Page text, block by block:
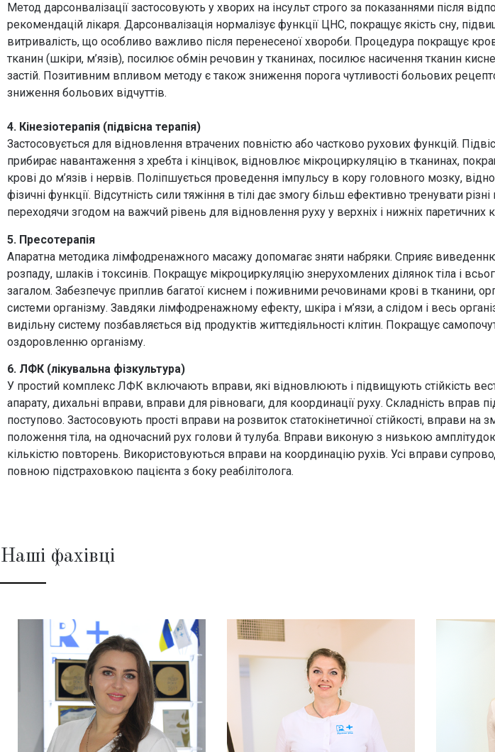
Метод дарсонвалізації застосовують у хворих на інсульт строго за показаннями після
рекомендацій лікаря. Дарсонвалізація нормалізує функції ЦНС, покращує якість сну,
витривалість, що особливо важливо після перенесеної хвороби. Процедура покращує
тканин (шкіри, м’язів), посилює обмін речовин у тканинах, посилює насичення тканин
застій. Позитивним впливом методу є також зниження порога чутливості больових
зниження больових відчуттів.
4. Кінезіотерапія (підвісна терапія)
Застосовується для відновлення втрачених повністю або частково рухових функцій.
прибирає навантаження з хребта і кінцівок, відновлює мікроциркуляцію в тканинах,
крові до м’язів і нервів. Поліпшується проведення імпульсу в кору головного мозку,
фізичні функції. Відсутність сили тяжіння в тілі дає змогу більш ефективно тренувати різні
переходячи згодом на важчий рівень для відновлення руху у верхніх і нижніх паретичних
5. Пресотерапія
Апаратна методика лімфодренажного масажу допомагає зняти набряки. Сприяє
розпаду, шлаків і токсинів. Покращує мікроциркуляцію знерухомлених ділянок тіла і
загалом. Забезпечує приплив багатої киснем і поживними речовинами крові в тканини,
системи організму. Завдяки лімфодренажному ефекту, шкіра і м’язи, а слідом і весь
видільну систему позбавляється від продуктів життєдіяльності клітин. Покращує
оздоровленню організму.
6. ЛФК (лікувальна фізкультура)
У простий комплекс ЛФК включають вправи, які відновлюють і підвищують стійкість
апарату, дихальні вправи, вправи для рівноваги, для координації руху. Складність вправ
поступово. Застосовують прості вправи на розвиток статокінетичної стійкості, вправи на
положення тіла, на одночасний рух голови й тулуба. Вправи виконую з низькою
кількістю повторень. Використовуються вправи на координацію рухів. Усі вправи
повною підстраховкою пацієнта з боку реабілітолога.
Наші фахівці